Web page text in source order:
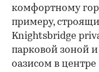
комфортному
примеру,
Knightsbridge
парковой зоной
оазисом в